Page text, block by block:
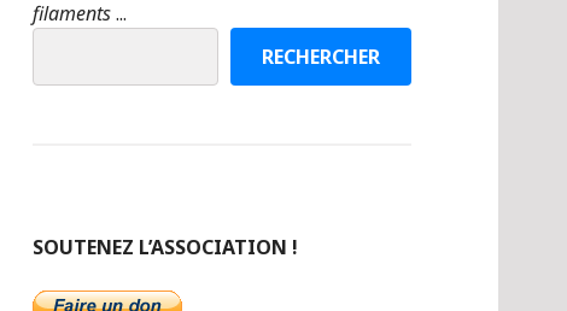
filaments...
RECHERCHER
SOUTENEZ L’ASSOCIATION !